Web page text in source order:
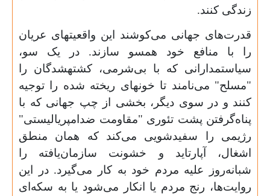
زندگی کنند.
قدرت‌های جهانی می‌کوشند این واقعیت‏های عریان
را با منافع خود هم‏سو سازند. در یک سو،
سیاستمدارانی که با بی‌شرمی، کشته‏شدگان را
"مسلح" می‌نامند تا خون‏های ریخته شده را توجیه
کنند و در سوی دیگر، بخشی از چپ جهانی که با
پناه‌گرفتن پشت تئوری "مقاومت ضدامپریالیستی"
رژیمی را سفیدشویی می‌کند که همان منطق
اشغال، آپارتاید و خشونت سازمان‌یافته را
شبانه‌روز علیه مردم خود به کار می‌گیرد. در این
روایت‌ها، رنج مردم یا انکار می‌شود یا به سکه‌ای